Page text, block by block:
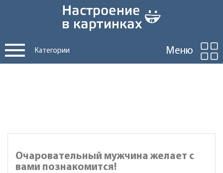
Категории Меню
Очаровательный мужчина желает с
вами познакомится!